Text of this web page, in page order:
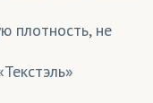
плотность, не